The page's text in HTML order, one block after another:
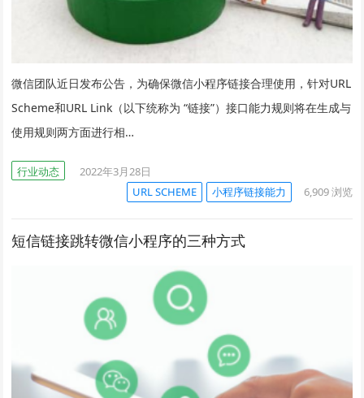
微信团队近日发布公告，为确保微信小程序链接合理使用，针对URL
Scheme和URL Link（以下统称为 “链接”）接口能力规则将在生成与
使用规则两方面进行相…
行业动态
2022年3月28日
URL SCHEME
小程序链接能力 6,909浏览
短信链接跳转微信小程序的三种方式